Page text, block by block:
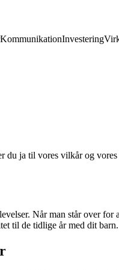
KommunikationInvestering
du ja til vores vilkår og
Når man står over
til de tidlige år med dit barn.